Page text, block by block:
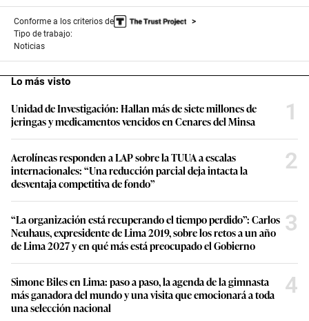
Conforme a los criterios de
Tipo de trabajo:
Noticias
Lo más visto
Unidad de Investigación: Hallan más de siete millones de
jeringas y medicamentos vencidos en Cenares del Minsa
1
Aerolíneas responden a LAP sobre la TUUA a escalas
internacionales: “Una reducción parcial deja intacta la
desventaja competitiva de fondo”
2
“La organización está recuperando el tiempo perdido”: Carlos
Neuhaus, expresidente de Lima 2019, sobre los retos a un año
de Lima 2027 y en qué más está preocupado el Gobierno
3
Simone Biles en Lima: paso a paso, la agenda de la gimnasta
más ganadora del mundo y una visita que emocionará a toda
una selección nacional
4